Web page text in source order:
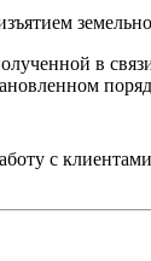
в
с